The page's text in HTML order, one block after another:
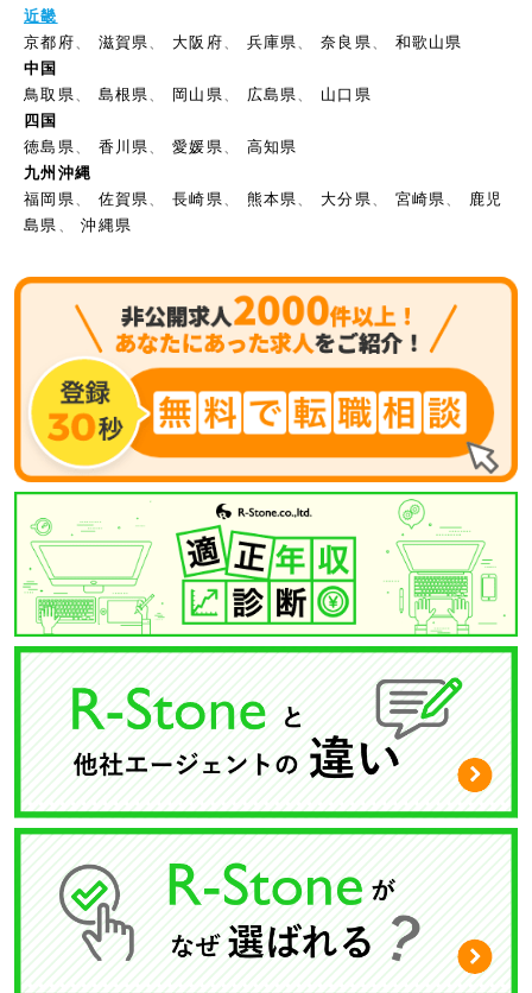
近畿
京都府
滋賀県 大阪府 兵庫県 、奈良県
和歌山県
中国
鳥取県
島根県 岡山県 広島県
山口県
四国
徳島県
香川県 、愛媛県
高知県
九州沖縄
福岡県
佐賀県 、長崎県 熊本県 大分県 宮崎県
鹿児
島県
、沖縄県